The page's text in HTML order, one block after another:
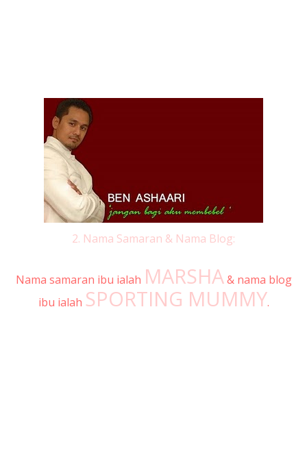
2. Nama Samaran & Nama Blog:
Nama samaran ibu ialah MARSHA& nama blog
ibu ialah SPORTING MUMMY.